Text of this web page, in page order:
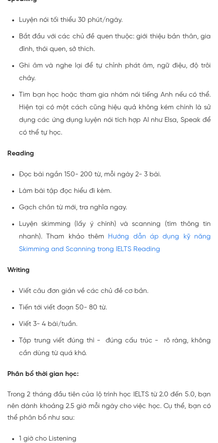
Luyện nói tối thiểu 30 phút/ngày.
Bắt đầu với các chủ đề quen thuộc: giới thiệu bản thân, gia
đình, thói quen, sở thích.
Ghi âm và nghe lại để tự chỉnh phát âm, ngữ điệu, độ trôi
chảy.
Tìm bạn học hoặc tham gia nhóm nói tiếng Anh nếu có thể.
Hiện tại có một cách cũng hiệu quả không kém chính là sử
dụng các ứng dụng luyện nói tích hợp AI như Elsa, Speak để
có thể tự học.
Reading
Đọc bài ngắn 150- 200 từ, mỗi ngày 2- 3 bài.
Làm bài tập đọc hiểu đi kèm.
Gạch chân từ mới, tra nghĩa ngay.
Luyện skimming (lấy ý chính) và scanning (tìm thông tin
nhanh). Tham khảo thêm
Hướng dẫn áp dụng kỹ năng
Skimming and Scanning trong IELTS Reading
Writing
Viết câu đơn giản về các chủ đề cơ bản.
Tiến tới viết đoạn 50- 80 từ.
Viết 3- 4 bài/tuần.
Tập trung viết đúng thì - đúng cấu trúc - rõ ràng, không
cần dùng từ quá khó.
Phân bổ thời gian học:
Trong 2 tháng đầu tiên của lộ trình học IELTS từ 2.0 đến 5.0, bạn
nên dành khoảng 2.5 giờ mỗi ngày cho việc học. Cụ thể, bạn có
thể phân bổ như sau:
1 giờ cho Listening